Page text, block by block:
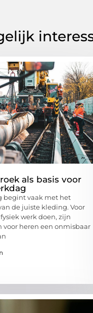
als basis voor
begint vaak met het
de juiste kleding. Voor
werk doen, zijn
voor heren een onmisbaar